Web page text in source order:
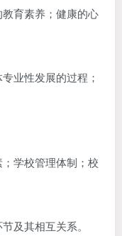
育素养；健康的心
业性发展的过程；
学校管理体制；校
及其相互关系。